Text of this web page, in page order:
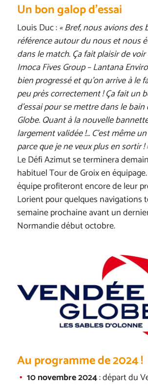
Un bon galop d’essai
Louis Duc :« Bref, nous avions des
référence autour du nous et nous
dans le match. Ça fait plaisir de
Imoca Fives Group – Lantana
bien progressé et qu’on arrive à le
peu près correctement ! Ça fait un
d’essai pour se mettre dans le
Globe. Quant à la nouvelle
largement validée !… C’est même
parce que je ne veux plus en sortir !
Le Défi Azimut se terminera
habituel Tour de Groix en
équipe profiteront encore de leur
Lorient pour quelques navigations
semaine prochaine avant un
Normandie début octobre.
Au programme de 2024 !
10 novembre 2024: départ du